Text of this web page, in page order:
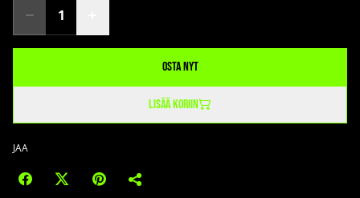
Osta nyt
Lisää koriin
JAA